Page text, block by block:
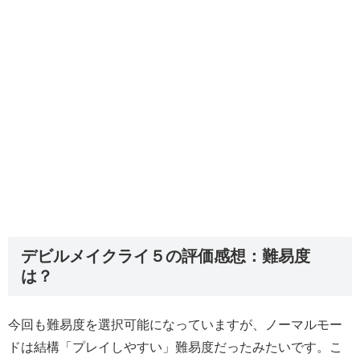
デビルメイクライ５の評価感想：難易度
は？
今回も難易度を選択可能になっていますが、ノーマルモー
ドは結構「プレイしやすい」難易度だったみたいです。こ